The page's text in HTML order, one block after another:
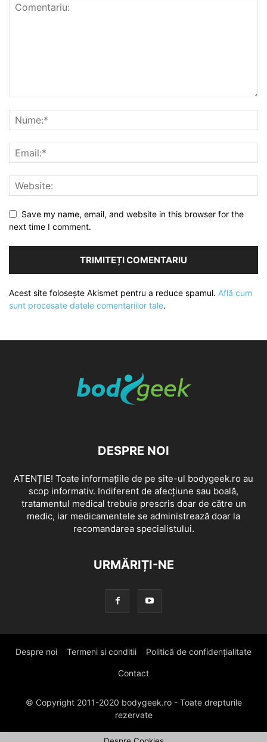
Save my name, email, and website in this browser for the
next time I comment.
Acest site folosește Akismet pentru a reduce spamul. Află cum
sunt procesate datele comentariilor tale.
DESPRE NOI
ATENȚIE! Toate informațiile de pe site-ul bodygeek.ro au
scop informativ. Indiferent de afecțiune sau boală,
tratamentul medical trebuie prescris doar de către un
medic, iar medicamentele se administrează doar la
recomandarea specialistului.
URMĂRIȚI-NE
Despre noi Termeni si conditii Politică de confidențialitate
Contact
© Copyright 2011-2020 bodygeek.ro - Toate drepturile
rezervate